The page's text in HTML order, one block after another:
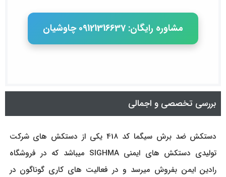
مشاوره رایگان: 09121316637 چاوشیان
بررسی تخصصی و اجمالی
دستکش ضد برش سیگما کد 418 یکی از دستکش های شرکت
تولیدی دستکش های ایمنی SIGHMA میباشد که در فروشگاه
رادین ایمن بفروش میرسد و در فعالیت های کاری گوناگون در